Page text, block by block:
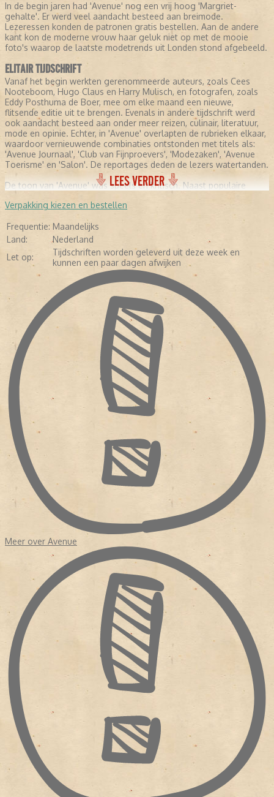
In de begin jaren had 'Avenue' nog een vrij hoog 'Margriet-
gehalte'. Er werd veel aandacht besteed aan breimode.
Lezeressen konden de patronen gratis bestellen. Aan de andere
kant kon de moderne vrouw haar geluk niet op met de mooie
foto's waarop de laatste modetrends uit Londen stond afgebeeld.
ELITAIR TIJDSCHRIFT
Vanaf het begin werkten gerenommeerde auteurs, zoals Cees
Nooteboom, Hugo Claus en Harry Mulisch, en fotografen, zoals
Eddy Posthuma de Boer, mee om elke maand een nieuwe,
flitsende editie uit te brengen. Evenals in andere tijdschrift werd
ook aandacht besteed aan onder meer reizen, culinair, literatuur,
mode en opinie. Echter, in 'Avenue' overlapten de rubrieken elkaar,
waardoor vernieuwende combinaties ontstonden met titels als:
'Avenue Journaal', 'Club van Fijnproevers', 'Modezaken', 'Avenue
Toerisme' en 'Salon'. De reportages deden de lezers watertanden.
De toon van 'Avenue' was speels en kritisch. Naast populaire
economie en wetenschap. Het was dan ook niet heel
niet meer exclusief voor vrouwen op de markt werd gebracht.
HET EINDE VAN AVENUE
Eind jaren zeventig had het blad circa 125.000 lezers. Daarna
begon de oplage langzaam te dalen. In 1995 telde de oplage van
'Avenue' nog slechts 22.000 exemplaren. De reden van de snel
dalende oplage was het aantal nieuwe glossy's die in de jaren
tachtig en negentig als paddenstoelen uit de grond schoten.
Voorheen hoefde de redactie alleen te concurreren met het
magazine ' Elegance
'. De uitgever besloot in 1995 dan ook om na
de decembereditie de stekker uit 'Avenue' te trekken. In 2002 had
uitgeverij Sanoma nog een poging gewaagd om 'Avenue' opnieuw
op de markt te brengen. Na een half jaar werd deze
poging gestaakt.
Maggy Wishaupt beoordeelt 'Avenue' in '
Nederlandse publiekstijdschriften' van Waanders Uitgevers in
Zwolle en Koninklijke Bibliotheek in Den Haag als volgt: "Kritisch
en vernieuwend prachtblad met de nadruk op mode, schoonheid,
wonen, culinair, reizen, kunst en cultuur en maatschappelijke en
spirituele ontwikkelingen voor een trendy, grootsteedse
lezerskring."
LEES VERDER
Verpakking kiezen en bestellen
Frequentie: Maandelijks
Land:
Nederland
Let op:
Tijdschriften worden geleverd uit deze week en
kunnen een paar dagen afwijken
Meer over Avenue